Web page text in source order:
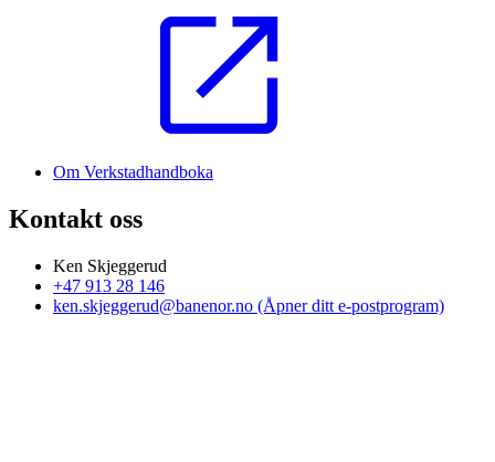
Om Verkstadhandboka
Kontakt oss
Ken Skjeggerud
+47 913 28 146
ken.skjeggerud@banenor.no (Åpner ditt e-postprogram)